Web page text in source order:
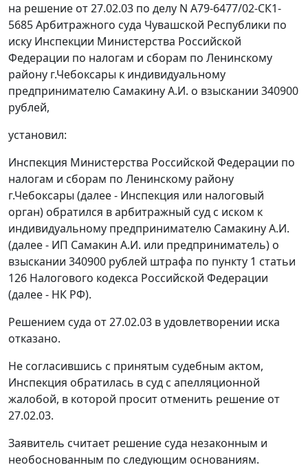
на решение от 27.02.03 по делу N А79-6477/02-СК1-
5685 Арбитражного суда Чувашской Республики по
иску Инспекции Министерства Российской
Федерации по налогам и сборам по Ленинскому
району г.Чебоксары к индивидуальному
предпринимателю Самакину А.И. о взыскании 340900
рублей,
установил:
Инспекция Министерства Российской Федерации по
налогам и сборам по Ленинскому району
г.Чебоксары (далее - Инспекция или налоговый
орган) обратился в арбитражный суд с иском к
индивидуальному предпринимателю Самакину А.И.
(далее - ИП Самакин А.И. или предприниматель) о
взыскании 340900 рублей штрафа по пункту 1 статьи
126 Налогового кодекса Российской Федерации
(далее - НК РФ).
Решением суда от 27.02.03 в удовлетворении иска
отказано.
Не согласившись с принятым судебным актом,
Инспекция обратилась в суд с апелляционной
жалобой, в которой просит отменить решение от
27.02.03.
Заявитель считает решение суда незаконным и
необоснованным по следующим основаниям.